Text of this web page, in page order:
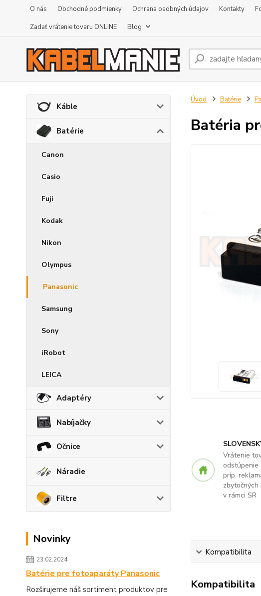
O nás Obchodné podmienky Ochrana osobných údajov Kontakty
Zadať vrátenie tovaru ONLINE
Blog
Káble
Batérie
Canon
Casio
Fuji
Kodak
Nikon
Olympus
Panasonic
Samsung
Sony
iRobot
LEICA
Adaptéry
Nabíjačky
Očnice
Náradie
Filtre
Novinky
23.02.2024
Batérie pre fotoaparáty Panasonic
Rozširujeme náš sortiment produktov pre
Úvod Batérie
Batéria
Vrátenie
odstúpenie
príp.
zbytočných
v rámci SR
Kompatibilita
Kompatibilita